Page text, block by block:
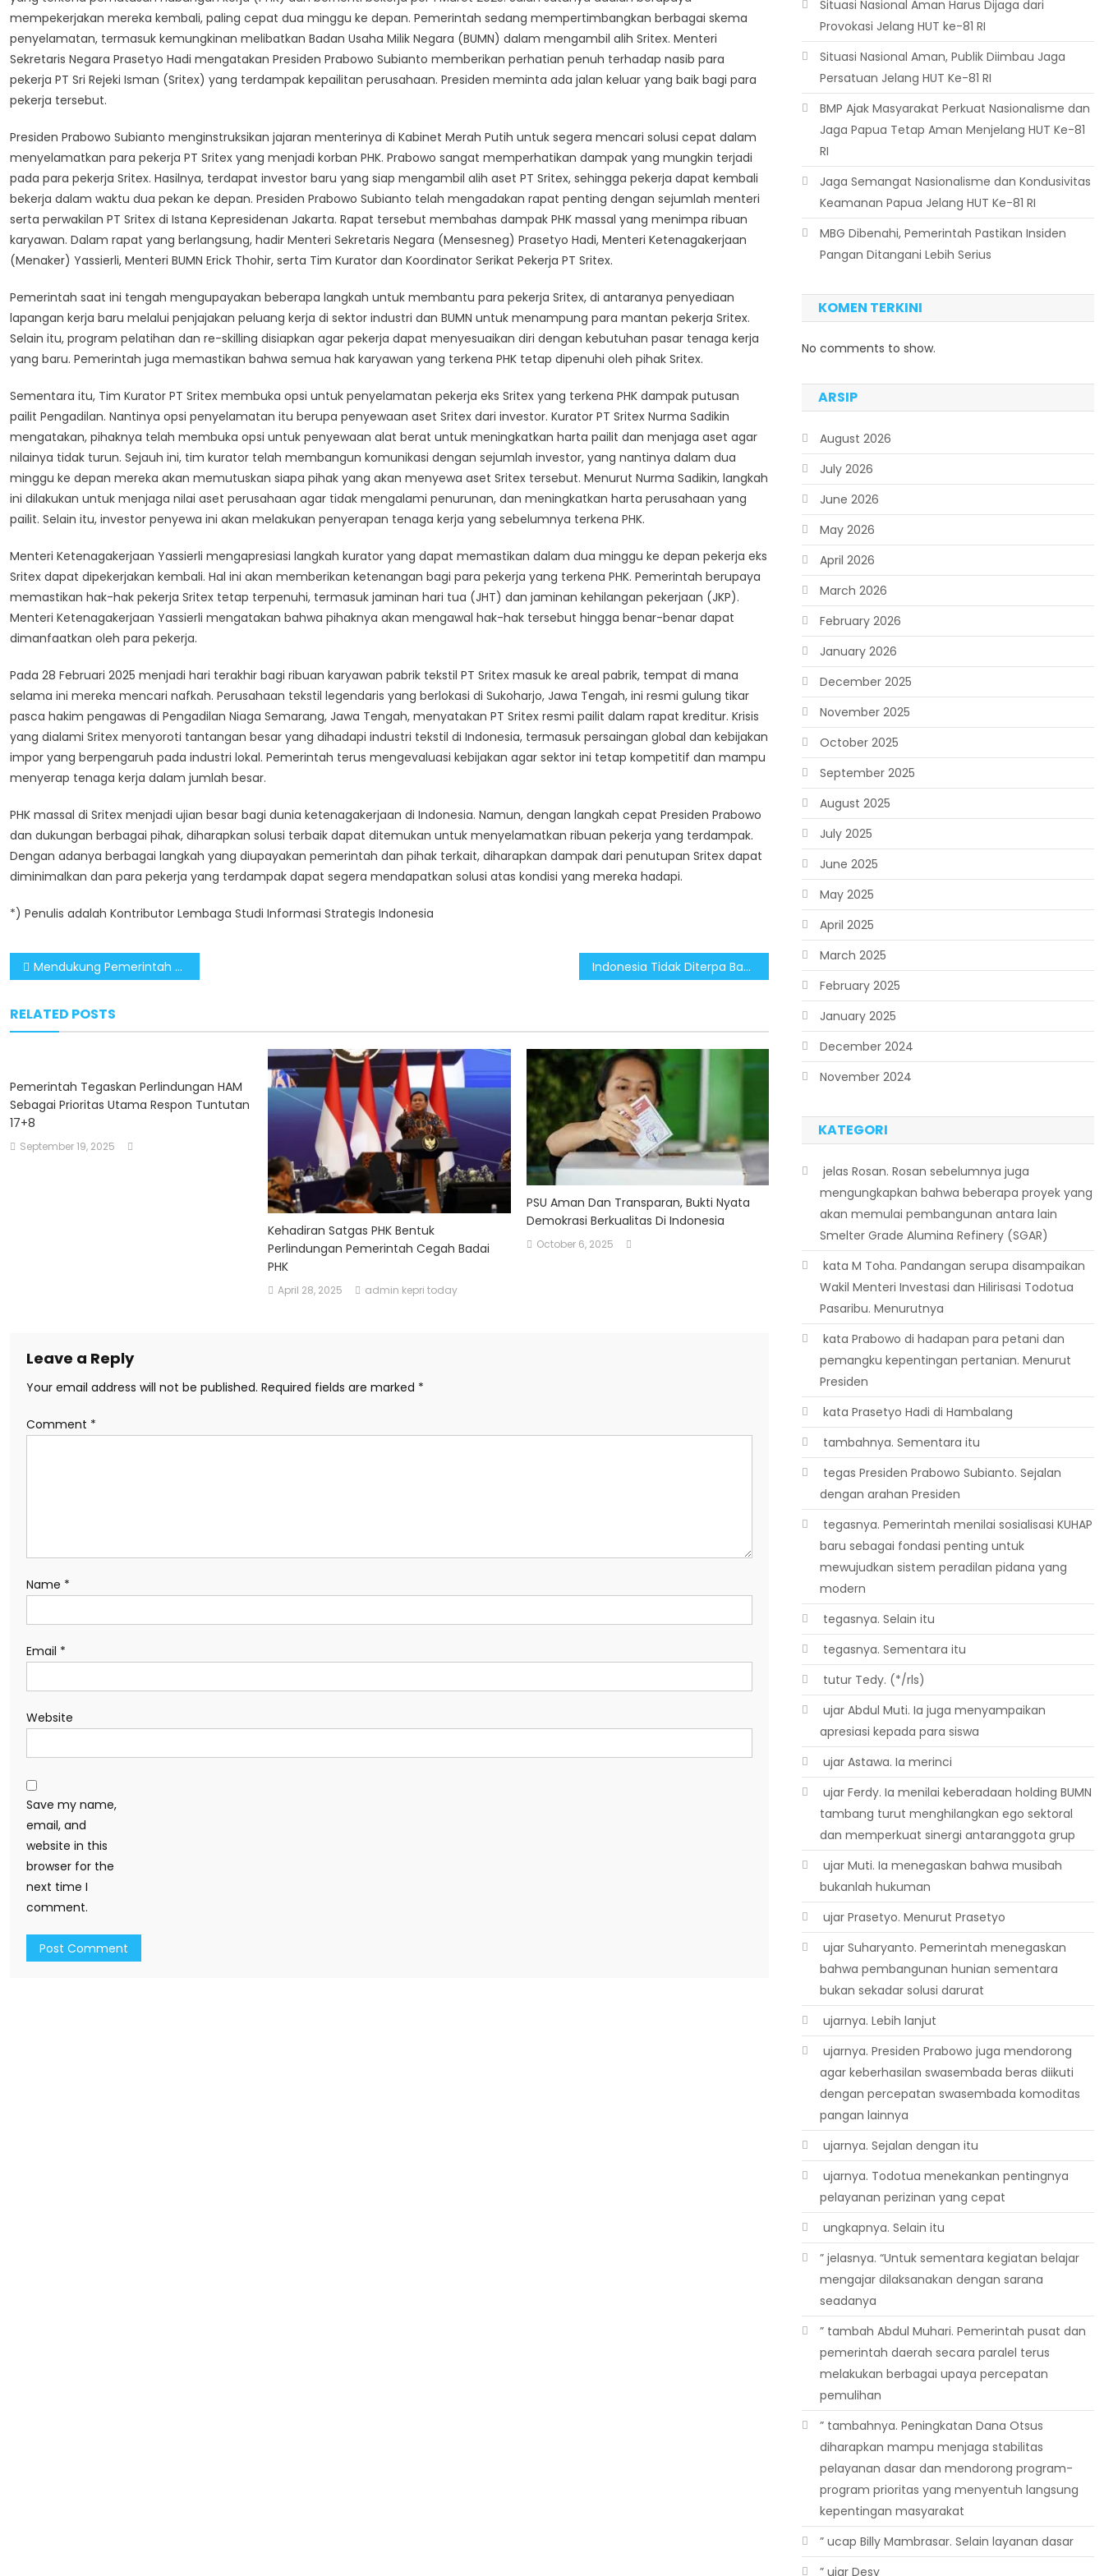
Dari
Badai
PHK
mempekerjakan mereka kembali, paling cepat dua minggu ke depan. Pemerintah sedang mempertimbangkan berbagai skema
penyelamatan, termasuk kemungkinan melibatkan Badan Usaha Milik Negara (BUMN) dalam mengambil alih Sritex. Menteri
Sekretaris Negara Prasetyo Hadi mengatakan Presiden Prabowo Subianto memberikan perhatian penuh terhadap nasib para
pekerja PT Sri Rejeki Isman (Sritex) yang terdampak kepailitan perusahaan. Presiden meminta ada jalan keluar yang baik bagi para
pekerja tersebut.
Presiden Prabowo Subianto menginstruksikan jajaran menterinya di Kabinet Merah Putih untuk segera mencari solusi cepat dalam
menyelamatkan para pekerja PT Sritex yang menjadi korban PHK. Prabowo sangat memperhatikan dampak yang mungkin terjadi
pada para pekerja Sritex. Hasilnya, terdapat investor baru yang siap mengambil alih aset PT Sritex, sehingga pekerja dapat kembali
bekerja dalam waktu dua pekan ke depan. Presiden Prabowo Subianto telah mengadakan rapat penting dengan sejumlah menteri
serta perwakilan PT Sritex di Istana Kepresidenan Jakarta. Rapat tersebut membahas dampak PHK massal yang menimpa ribuan
karyawan. Dalam rapat yang berlangsung, hadir Menteri Sekretaris Negara (Mensesneg) Prasetyo Hadi, Menteri Ketenagakerjaan
(Menaker) Yassierli, Menteri BUMN Erick Thohir, serta Tim Kurator dan Koordinator Serikat Pekerja PT Sritex.
Pemerintah saat ini tengah mengupayakan beberapa langkah untuk membantu para pekerja Sritex, di antaranya penyediaan
lapangan kerja baru melalui penjajakan peluang kerja di sektor industri dan BUMN untuk menampung para mantan pekerja Sritex.
Selain itu, program pelatihan dan re-skilling disiapkan agar pekerja dapat menyesuaikan diri dengan kebutuhan pasar tenaga kerja
yang baru. Pemerintah juga memastikan bahwa semua hak karyawan yang terkena PHK tetap dipenuhi oleh pihak Sritex.
Sementara itu, Tim Kurator PT Sritex membuka opsi untuk penyelamatan pekerja eks Sritex yang terkena PHK dampak putusan
pailit Pengadilan. Nantinya opsi penyelamatan itu berupa penyewaan aset Sritex dari investor. Kurator PT Sritex Nurma Sadikin
mengatakan, pihaknya telah membuka opsi untuk penyewaan alat berat untuk meningkatkan harta pailit dan menjaga aset agar
nilainya tidak turun. Sejauh ini, tim kurator telah membangun komunikasi dengan sejumlah investor, yang nantinya dalam dua
minggu ke depan mereka akan memutuskan siapa pihak yang akan menyewa aset Sritex tersebut. Menurut Nurma Sadikin, langkah
ini dilakukan untuk menjaga nilai aset perusahaan agar tidak mengalami penurunan, dan meningkatkan harta perusahaan yang
pailit. Selain itu, investor penyewa ini akan melakukan penyerapan tenaga kerja yang sebelumnya terkena PHK.
Menteri Ketenagakerjaan Yassierli mengapresiasi langkah kurator yang dapat memastikan dalam dua minggu ke depan pekerja eks
Sritex dapat dipekerjakan kembali. Hal ini akan memberikan ketenangan bagi para pekerja yang terkena PHK. Pemerintah berupaya
memastikan hak-hak pekerja Sritex tetap terpenuhi, termasuk jaminan hari tua (JHT) dan jaminan kehilangan pekerjaan (JKP).
Menteri Ketenagakerjaan Yassierli mengatakan bahwa pihaknya akan mengawal hak-hak tersebut hingga benar-benar dapat
dimanfaatkan oleh para pekerja.
Pada 28 Februari 2025 menjadi hari terakhir bagi ribuan karyawan pabrik tekstil PT Sritex masuk ke areal pabrik, tempat di mana
selama ini mereka mencari nafkah. Perusahaan tekstil legendaris yang berlokasi di Sukoharjo, Jawa Tengah, ini resmi gulung tikar
pasca hakim pengawas di Pengadilan Niaga Semarang, Jawa Tengah, menyatakan PT Sritex resmi pailit dalam rapat kreditur. Krisis
yang dialami Sritex menyoroti tantangan besar yang dihadapi industri tekstil di Indonesia, termasuk persaingan global dan kebijakan
impor yang berpengaruh pada industri lokal. Pemerintah terus mengevaluasi kebijakan agar sektor ini tetap kompetitif dan mampu
menyerap tenaga kerja dalam jumlah besar.
PHK massal di Sritex menjadi ujian besar bagi dunia ketenagakerjaan di Indonesia. Namun, dengan langkah cepat Presiden Prabowo
dan dukungan berbagai pihak, diharapkan solusi terbaik dapat ditemukan untuk menyelamatkan ribuan pekerja yang terdampak.
Dengan adanya berbagai langkah yang diupayakan pemerintah dan pihak terkait, diharapkan dampak dari penutupan Sritex dapat
diminimalkan dan para pekerja yang terdampak dapat segera mendapatkan solusi atas kondisi yang mereka hadapi.
*) Penulis adalah Kontributor Lembaga Studi Informasi Strategis Indonesia
Post
Mendukung Pemerintah Lindungi Industri Padat Karya Demi Cegah PHK Indonesia Tidak Diterpa Badai PHK, Menaker Ajak Media Sampaikan Informasi Valid
RELATED POSTS
Pemerintah Tegaskan Perlindungan HAM
Sebagai Prioritas Utama Respon Tuntutan
17+8
September 19, 2025
Kehadiran Satgas PHK Bentuk
Perlindungan Pemerintah Cegah Badai
PHK
April 28, 2025 admin kepri today
PSU Aman Dan Transparan, Bukti Nyata
Demokrasi Berkualitas Di Indonesia
October 6, 2025
Leave a Reply
Your email address will not be published. Required fields are marked *
Comment *
Name *
Email *
Website
Save my name,
email, and
website in this
browser for the
next time I
comment.
Situasi Nasional Aman Harus Dijaga dari
Provokasi Jelang HUT ke-81 RI
Situasi Nasional Aman, Publik Diimbau Jaga
Persatuan Jelang HUT Ke-81 RI
BMP Ajak Masyarakat Perkuat Nasionalisme dan
Jaga Papua Tetap Aman Menjelang HUT Ke-81
RI
Jaga Semangat Nasionalisme dan Kondusivitas
Keamanan Papua Jelang HUT Ke-81 RI
MBG Dibenahi, Pemerintah Pastikan Insiden
Pangan Ditangani Lebih Serius
KOMEN TERKINI
No comments to show.
ARSIP
August 2026
July 2026
June 2026
May 2026
April 2026
March 2026
February 2026
January 2026
December 2025
November 2025
October 2025
September 2025
August 2025
July 2025
June 2025
May 2025
April 2025
March 2025
February 2025
January 2025
December 2024
November 2024
KATEGORI
 jelas Rosan. Rosan sebelumnya juga
mengungkapkan bahwa beberapa proyek yang
akan memulai pembangunan antara lain
Smelter Grade Alumina Refinery (SGAR)
 kata M Toha. Pandangan serupa disampaikan
Wakil Menteri Investasi dan Hilirisasi Todotua
Pasaribu. Menurutnya
 kata Prabowo di hadapan para petani dan
pemangku kepentingan pertanian. Menurut
Presiden
 kata Prasetyo Hadi di Hambalang
 tambahnya. Sementara itu
 tegas Presiden Prabowo Subianto. Sejalan
dengan arahan Presiden
 tegasnya. Pemerintah menilai sosialisasi KUHAP
baru sebagai fondasi penting untuk
mewujudkan sistem peradilan pidana yang
modern
 tegasnya. Selain itu
 tegasnya. Sementara itu
 tutur Tedy. (*/rls)
 ujar Abdul Muti. Ia juga menyampaikan
apresiasi kepada para siswa
 ujar Astawa. Ia merinci
 ujar Ferdy. Ia menilai keberadaan holding BUMN
tambang turut menghilangkan ego sektoral
dan memperkuat sinergi antaranggota grup
 ujar Muti. Ia menegaskan bahwa musibah
bukanlah hukuman
 ujar Prasetyo. Menurut Prasetyo
 ujar Suharyanto. Pemerintah menegaskan
bahwa pembangunan hunian sementara
bukan sekadar solusi darurat
 ujarnya. Lebih lanjut
 ujarnya. Presiden Prabowo juga mendorong
agar keberhasilan swasembada beras diikuti
dengan percepatan swasembada komoditas
pangan lainnya
 ujarnya. Sejalan dengan itu
 ujarnya. Todotua menekankan pentingnya
pelayanan perizinan yang cepat
 ungkapnya. Selain itu
” jelasnya. “Untuk sementara kegiatan belajar
mengajar dilaksanakan dengan sarana
seadanya
” tambah Abdul Muhari. Pemerintah pusat dan
pemerintah daerah secara paralel terus
melakukan berbagai upaya percepatan
pemulihan
” tambahnya. Peningkatan Dana Otsus
diharapkan mampu menjaga stabilitas
pelayanan dasar dan mendorong program-
program prioritas yang menyentuh langsung
kepentingan masyarakat
” ucap Billy Mambrasar. Selain layanan dasar
” ujar Desy